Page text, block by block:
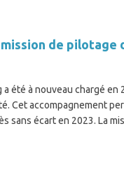
mission de
a été à nouveau chargé
Cet accompagnement
sans écart en 2023. La